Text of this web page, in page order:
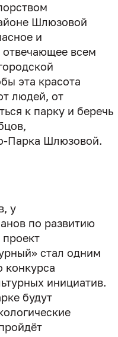
Шлюзовой
и
всем
эта красота
людей, от
к парку и беречь
Парка Шлюзовой.
у
по развитию
стал одним
конкурса
инициатив.
будут